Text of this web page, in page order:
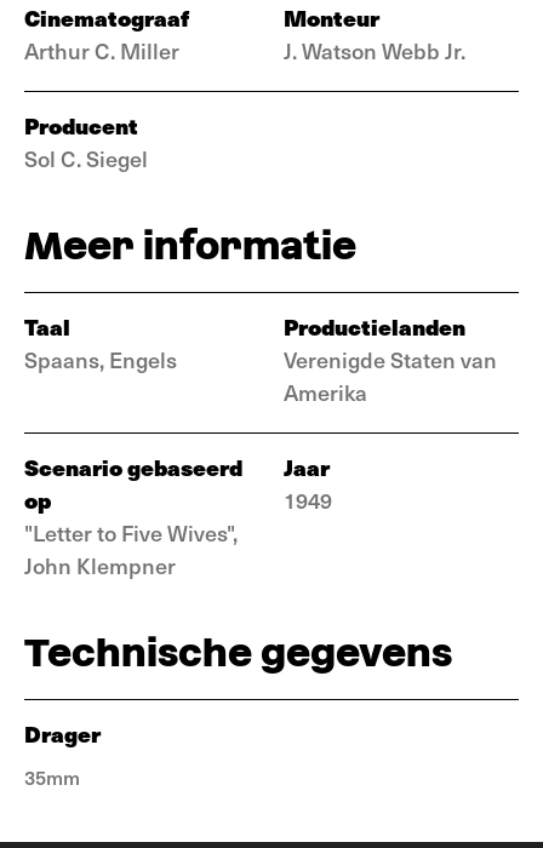
Cinematograaf
Arthur C. Miller
Monteur
J. Watson Webb Jr.
Producent
Sol C. Siegel
Meer informatie
Taal
Spaans, Engels
Productielanden
Verenigde Staten van
Amerika
Scenario gebaseerd
op
"Letter to Five Wives",
John Klempner
Jaar
1949
Technische gegevens
Drager
35mm